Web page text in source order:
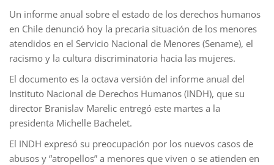
Un informe anual sobre el estado de los derechos humanos
en Chile denunció hoy la precaria situación de los menores
atendidos en el Servicio Nacional de Menores (Sename), el
racismo y la cultura discriminatoria hacia las mujeres.
El documento es la octava versión del informe anual del
Instituto Nacional de Derechos Humanos (INDH), que su
director Branislav Marelic entregó este martes a la
presidenta Michelle Bachelet.
El INDH expresó su preocupación por los nuevos casos de
abusos y “atropellos” a menores que viven o se atienden en